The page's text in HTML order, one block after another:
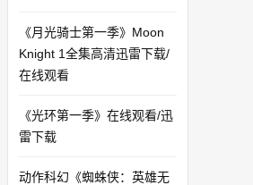
《月光骑士第一季》Moon
Knight 1全集高清迅雷下载/
在线观看
《光环第一季》在线观看/迅
雷下载
动作科幻《蜘蛛侠：英雄无